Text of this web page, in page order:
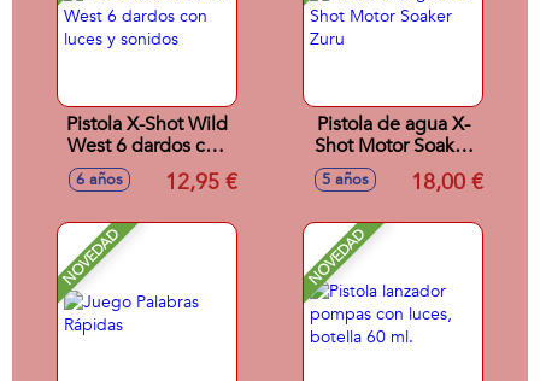
Pistola X-Shot Wild
West 6 dardos con
luces y sonidos
6 años 12,95 €
Pistola de agua X-
Shot Motor Soaker
Zuru
5 años 18,00 €
NOVEDAD NOVEDAD